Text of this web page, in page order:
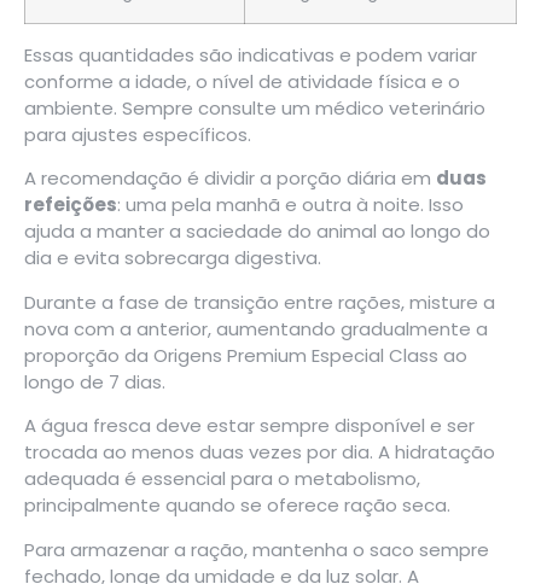
Essas quantidades são indicativas e podem variar
conforme a idade, o nível de atividade física e o
ambiente. Sempre consulte um médico veterinário
para ajustes específicos.
A recomendação é dividir a porção diária em duas
refeições: uma pela manhã e outra à noite. Isso
ajuda a manter a saciedade do animal ao longo do
dia e evita sobrecarga digestiva.
Durante a fase de transição entre rações, misture a
nova com a anterior, aumentando gradualmente a
proporção da Origens Premium Especial Class ao
longo de 7 dias.
A água fresca deve estar sempre disponível e ser
trocada ao menos duas vezes por dia. A hidratação
adequada é essencial para o metabolismo,
principalmente quando se oferece ração seca.
Para armazenar a ração, mantenha o saco sempre
fechado, longe da umidade e da luz solar. A